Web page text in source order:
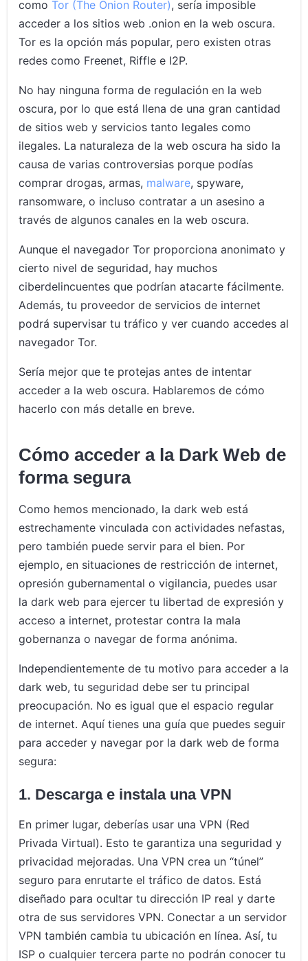
como Tor (The Onion Router), sería imposible
acceder a los sitios web .onion en la web oscura.
Tor es la opción más popular, pero existen otras
redes como Freenet, Riffle e I2P.
No hay ninguna forma de regulación en la web
oscura, por lo que está llena de una gran cantidad
de sitios web y servicios tanto legales como
ilegales. La naturaleza de la web oscura ha sido la
causa de varias controversias porque podías
comprar drogas, armas, malware, spyware,
ransomware, o incluso contratar a un asesino a
través de algunos canales en la web oscura.
Aunque el navegador Tor proporciona anonimato y
cierto nivel de seguridad, hay muchos
ciberdelincuentes que podrían atacarte fácilmente.
Además, tu proveedor de servicios de internet
podrá supervisar tu tráfico y ver cuando accedes al
navegador Tor.
Sería mejor que te protejas antes de intentar
acceder a la web oscura. Hablaremos de cómo
hacerlo con más detalle en breve.
Cómo acceder a la Dark Web de
forma segura
Como hemos mencionado, la dark web está
estrechamente vinculada con actividades nefastas,
pero también puede servir para el bien. Por
ejemplo, en situaciones de restricción de internet,
opresión gubernamental o vigilancia, puedes usar
la dark web para ejercer tu libertad de expresión y
acceso a internet, protestar contra la mala
gobernanza o navegar de forma anónima.
Independientemente de tu motivo para acceder a la
dark web, tu seguridad debe ser tu principal
preocupación. No es igual que el espacio regular
de internet. Aquí tienes una guía que puedes seguir
para acceder y navegar por la dark web de forma
segura:
1. Descarga e instala una VPN
En primer lugar, deberías usar una VPN (Red
Privada Virtual). Esto te garantiza una seguridad y
privacidad mejoradas. Una VPN crea un “túnel”
seguro para enrutarte el tráfico de datos. Está
diseñado para ocultar tu dirección IP real y darte
otra de sus servidores VPN. Conectar a un servidor
VPN también cambia tu ubicación en línea. Así, tu
ISP o cualquier tercera parte no podrán conocer tu